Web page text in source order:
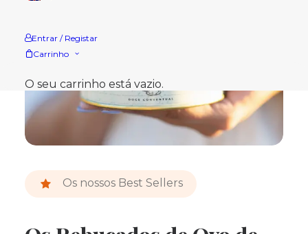
Entrar / Registar
Carrinho
O seu carrinho está vazio.
Os nossos Best Sellers